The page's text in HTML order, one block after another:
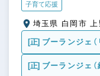
子育て応援
埼玉県
[正] ブーランジェ（
[正] ブーランジェ（